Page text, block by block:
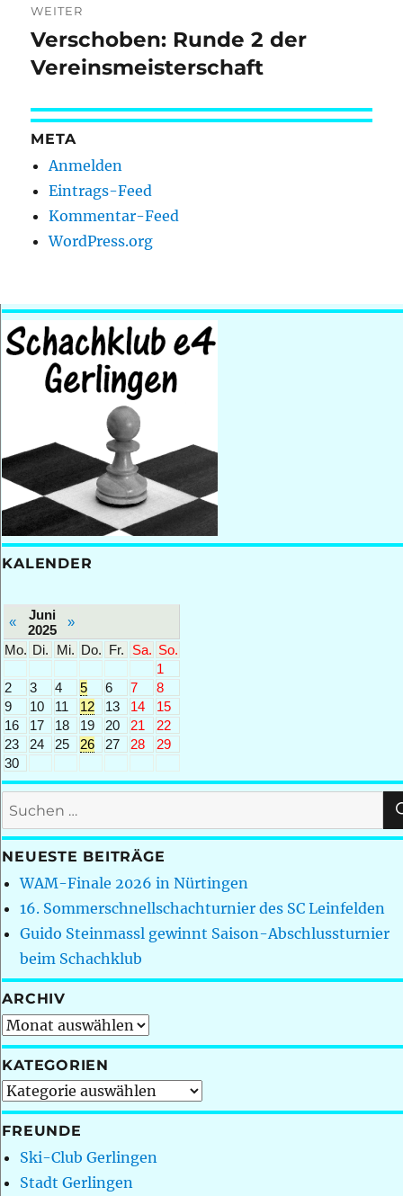
WEITER
Nächster
Beitrag:
Verschoben: Runde 2 der
Vereinsmeisterschaft
META
Anmelden
Eintrags-Feed
Kommentar-Feed
WordPress.org
KALENDER
«
Juni
2025
»
Mo. Di. Mi. Do. Fr. Sa. So.
1
2
3 4 5 6 7
8
9
10 11 12 13 14
15
16
17 18 19 20 21
22
23
24 25 26 27 28
29
30
Suchen
nach:
NEUESTE BEITRÄGE
WAM-Finale 2026 in Nürtingen
16. Sommerschnellschachturnier des SC Leinfelden
Guido Steinmassl gewinnt Saison-Abschlussturnier
beim Schachklub
ARCHIV
Archiv
KATEGORIEN
Kategorien
FREUNDE
Ski-Club Gerlingen
Stadt Gerlingen